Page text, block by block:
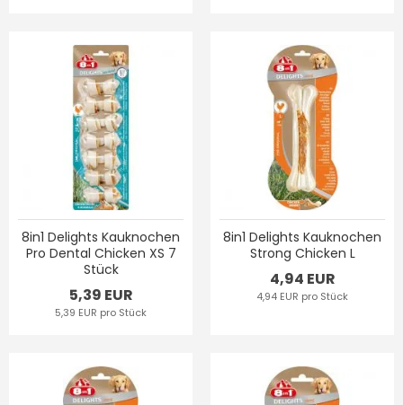
8in1 Delights Kauknochen
Pro Dental Chicken XS 7
Stück
5,39 EUR
5,39 EUR pro Stück
8in1 Delights Kauknochen
Strong Chicken L
4,94 EUR
4,94 EUR pro Stück